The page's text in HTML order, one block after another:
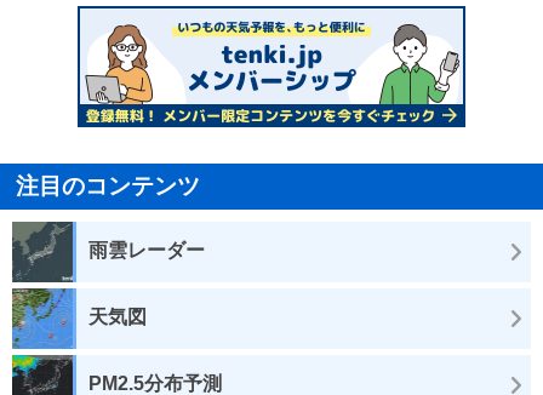
注目のコンテンツ
雨雲レーダー
天気図
PM2.5分布予測